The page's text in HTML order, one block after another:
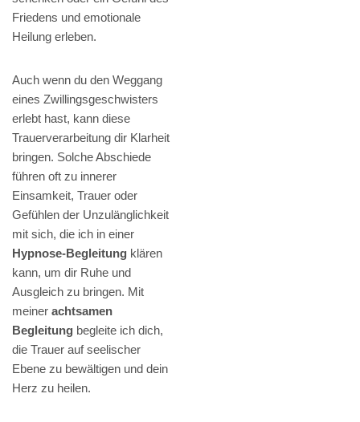
Friedens und emotionale
Heilung erleben.
Auch wenn du den Weggang
eines Zwillingsgeschwisters
erlebt hast, kann diese
Trauerverarbeitung dir Klarheit
bringen. Solche Abschiede
führen oft zu innerer
Einsamkeit, Trauer oder
Gefühlen der Unzulänglichkeit
mit sich, die ich in einer
Hypnose-Begleitung klären
kann, um dir Ruhe und
Ausgleich zu bringen. Mit
meiner achtsamen
Begleitung begleite ich dich,
die Trauer auf seelischer
Ebene zu bewältigen und dein
Herz zu heilen.